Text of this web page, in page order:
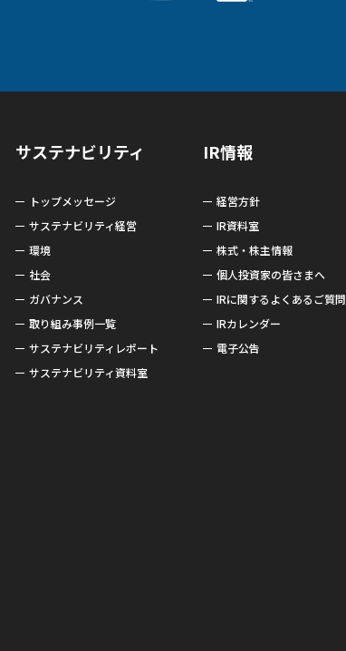
サステナビリティ
トップメッセージ
サステナビリティ経営
環境
社会
ガバナンス
取り組み事例一覧
サステナビリティレポート
サステナビリティ資料室
IR情報
経営方針
IR資料室
株式・株主情報
個人投資家の皆さまへ
IRに関するよくあるご質問
IRカレンダー
電子公告